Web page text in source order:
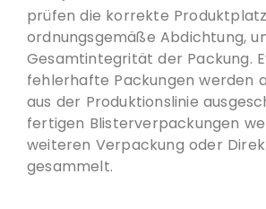
prüfen die korrekte
ordnungsgemäße Abdichtung,
Gesamtintegrität der Packung.
fehlerhafte Packungen werden
aus der Produktionslinie
fertigen Blisterverpackungen
weiteren Verpackung oder
gesammelt.